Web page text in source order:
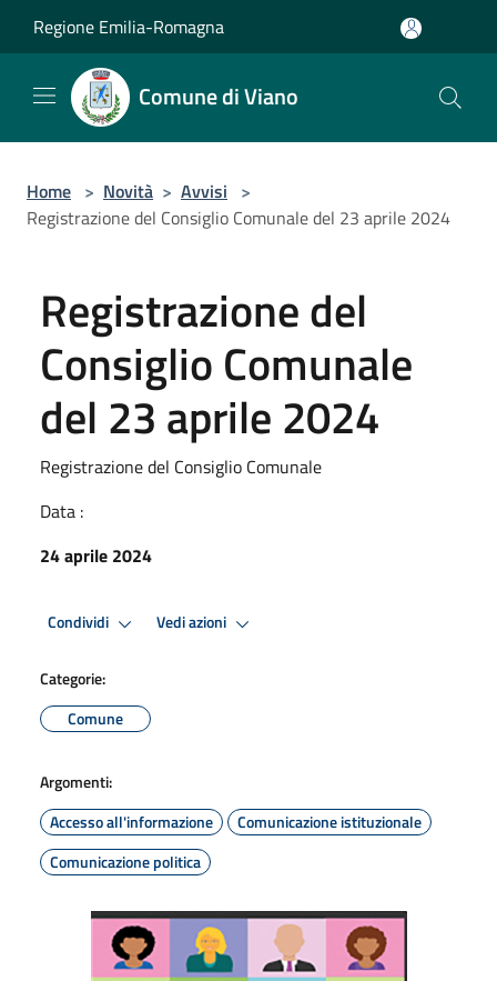
Regione Emilia-Romagna
Comune di Viano
Home > Novità > Avvisi >
Registrazione del Consiglio Comunale del 23 aprile 2024
Registrazione del
Consiglio Comunale
del 23 aprile 2024
Registrazione del Consiglio Comunale
Data :
24 aprile 2024
Condividi Vedi azioni
Categorie:
Comune
Argomenti:
Accesso all'informazione
Comunicazione istituzionale
Comunicazione politica